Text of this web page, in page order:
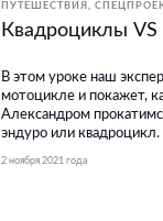
ПУТЕШЕСТВИЯ
Квадроциклы
В этом уроке наш
мотоцикле и покажет,
Александром
эндуро или квадроцикл.
2 ноября 2021 года